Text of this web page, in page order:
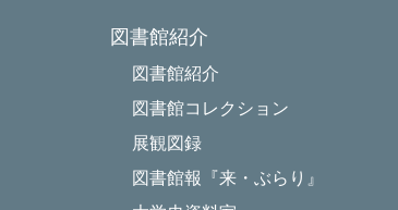
図書館紹介
図書館紹介
図書館コレクション
展観図録
図書館報『来・ぶらり』